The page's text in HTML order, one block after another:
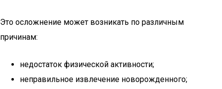
Это осложнение может возникать по различным
причинам:
недостаток физической активности;
неправильное извлечение новорожденного;